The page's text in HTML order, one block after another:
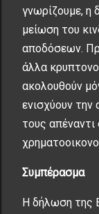
γνωρίζουμε, η
μείωση του
αποδόσεων.
άλλα
ακολουθούν
ενισχύουν την
τους
Συμπέρασμα
Η δήλωση της